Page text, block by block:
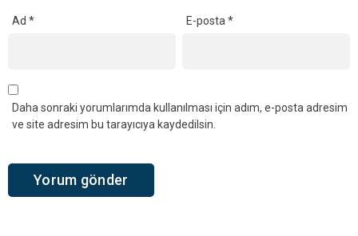
Ad * E-posta*
Daha sonraki yorumlarımda kullanılması için adım, e-posta adresim
ve site adresim bu tarayıcıya kaydedilsin.